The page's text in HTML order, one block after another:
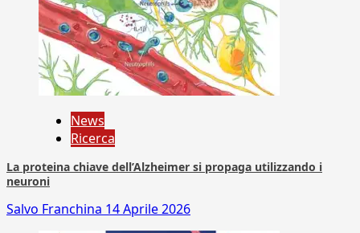
News
Ricerca
La proteina chiave dell’Alzheimer si propaga utilizzando i
neuroni
Salvo Franchina 14 Aprile 2026